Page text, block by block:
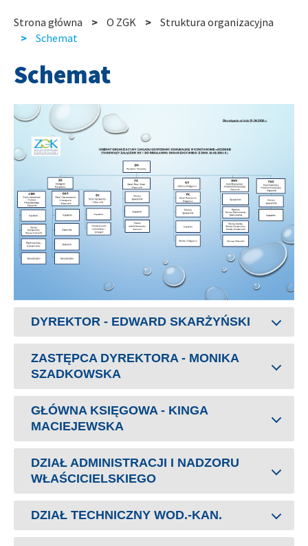
Ścieżka
nawigacyjna
Strona główna O ZGK
Struktura organizacyjna
Schemat
Schemat
DYREKTOR - EDWARD SKARŻYŃSKI
ZASTĘPCA DYREKTORA - MONIKA
SZADKOWSKA
GŁÓWNA KSIĘGOWA - KINGA
MACIEJEWSKA
DZIAŁ ADMINISTRACJI I NADZORU
WŁAŚCICIELSKIEGO
DZIAŁ TECHNICZNY WOD.-KAN.